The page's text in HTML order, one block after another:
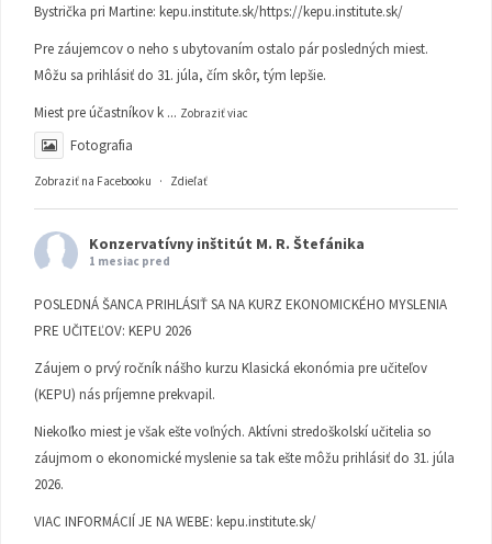
Bystrička pri Martine: kepu.institute.sk/https://kepu.institute.sk/
Pre záujemcov o neho s ubytovaním ostalo pár posledných miest.
Môžu sa prihlásiť do 31. júla, čím skôr, tým lepšie.
Miest pre účastníkov k ... Zobraziť viac
Fotografia
Zobraziť na Facebooku · Zdieľať
Konzervatívny inštitút M. R. Štefánika
1 mesiac pred
POSLEDNÁ ŠANCA PRIHLÁSIŤ SA NA KURZ EKONOMICKÉHO MYSLENIA
PRE UČITEĽOV: KEPU 2026
Záujem o prvý ročník nášho kurzu Klasická ekonómia pre učiteľov
(KEPU) nás príjemne prekvapil.
Niekoľko miest je však ešte voľných. Aktívni stredoškolskí učitelia so
záujmom o ekonomické myslenie sa tak ešte môžu prihlásiť do 31. júla
2026.
VIAC INFORMÁCIÍ JE NA WEBE: kepu.institute.sk/